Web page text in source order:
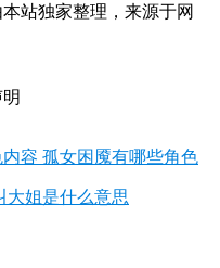
站独家整理，来源于网
容 孤女困魇有哪些角色
大姐是什么意思